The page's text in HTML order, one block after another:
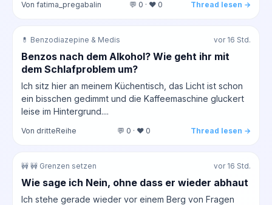
Von fatima_pregabalin 💬 0 · ❤️ 0 Thread lesen →
💊 Benzodiazepine & Medis vor 16 Std.
Benzos nach dem Alkohol? Wie geht ihr mit
dem Schlafproblem um?
Ich sitz hier an meinem Küchentisch, das Licht ist schon
ein bisschen gedimmt und die Kaffeemaschine gluckert
leise im Hintergrund....
Von dritteReihe 💬 0 · ❤️ 0 Thread lesen →
🚧 🚧 Grenzen setzen vor 16 Std.
Wie sage ich Nein, ohne dass er wieder abhaut
Ich stehe gerade wieder vor einem Berg von Fragen